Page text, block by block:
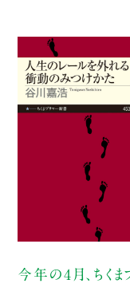
今年の4月、ちく